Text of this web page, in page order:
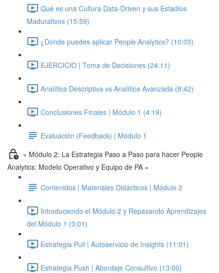
Qué es una Cultura Data-Driven y sus Estadios
Madurativos (15:59)
¿Dónde puedes aplicar People Analytics? (10:03)
EJERCICIO | Toma de Decisiones (24:11)
Analítica Descriptiva vs Analítica Avanzada (8:42)
Conclusiones Finales | Módulo 1 (4:19)
Evaluación (Feedback) | Módulo 1
« Módulo 2: La Estrategia Paso a Paso para hacer People
Analytics: Modelo Operativo y Equipo de PA »
Contenidos | Materiales Didácticos | Módulo 2
Introduciendo el Módulo 2 y Repasando Aprendizajes
del Módulo 1 (3:01)
Estrategia Pull | Autoservicio de Insights (11:01)
Estrategia Push | Abordaje Consultivo (13:00)